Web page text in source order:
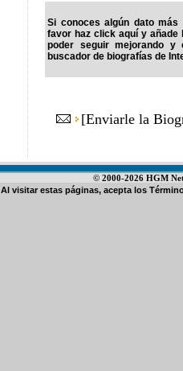
Si conoces algún dato
favor haz click aquí y
poder seguir mejorando y
buscador de biografías de
[Enviarle la
© 2000-2026 HGM
Al visitar estas páginas, acepta los